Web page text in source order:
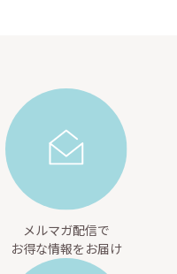
メルマガ配信で
お得な情報をお届け